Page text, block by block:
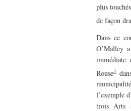
plus
de façon
Dans ce
O’Malley
immédiate
Rouse5
l’exemple
trois Arts